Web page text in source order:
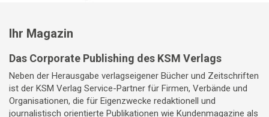
Ihr Magazin
Das Corporate Publishing des KSM Verlags
Neben der Herausgabe verlagseigener Bücher und Zeitschriften
ist der KSM Verlag Service-Partner für Firmen, Verbände und
Organisationen, die für Eigenzwecke redaktionell und
journalistisch orientierte Publikationen wie Kundenmagazine als